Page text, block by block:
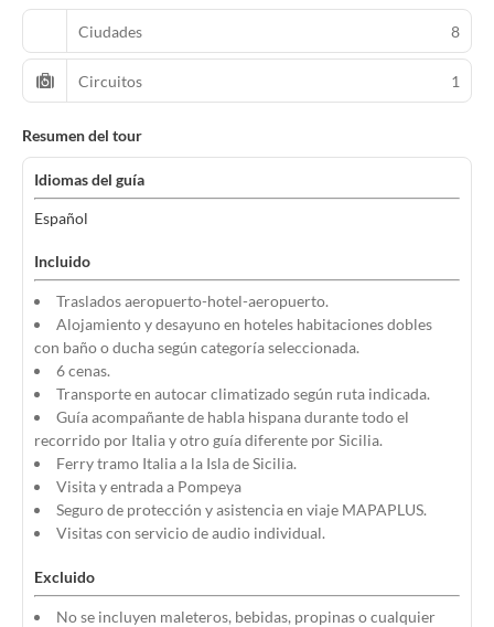
Ciudades 8
Circuitos 1
Resumen del tour
Idiomas del guía
Español
Incluido
Traslados aeropuerto-hotel-aeropuerto.
Alojamiento y desayuno en hoteles habitaciones dobles
con baño o ducha según categoría seleccionada.
6 cenas.
Transporte en autocar climatizado según ruta indicada.
Guía acompañante de habla hispana durante todo el
recorrido por Italia y otro guía diferente por Sicilia.
Ferry tramo Italia a la Isla de Sicilia.
Visita y entrada a Pompeya
Seguro de protección y asistencia en viaje MAPAPLUS.
Visitas con servicio de audio individual.
Excluido
No se incluyen maleteros, bebidas, propinas o cualquier